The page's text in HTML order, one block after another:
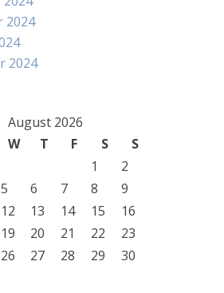
2024
2024
August 2026
W T F S
S
1
2
5 6 7 8
9
12 13 14 15
16
19 20 21 22
23
26 27 28 29
30